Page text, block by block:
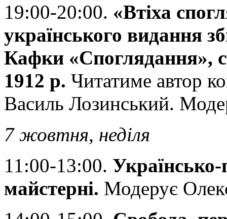
19:00-20:00. «Втіха
українського видання
Кафки «Споглядання»,
1912 р. Читатиме автор
Василь Лозинський.
7 жовтня, неділя
11:00-13:00. Українсько-
майстерні. Модерує